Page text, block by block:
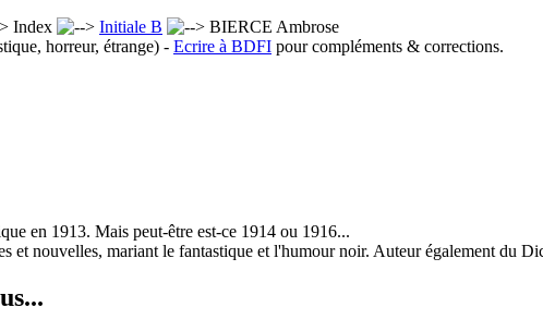
Index Initiale B
BIERCE Ambrose
horreur, étrange) - Ecrire à BDFI pour compléments & corrections.
en 1913. Mais peut-être est-ce 1914 ou 1916...
et nouvelles, mariant le fantastique et l'humour noir. Auteur également du